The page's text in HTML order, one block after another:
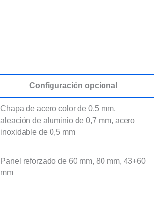
Configuración opcional
Chapa de acero color de 0,5 mm,
aleación de aluminio de 0,7 mm, acero
inoxidable de 0,5 mm
Panel reforzado de 60 mm, 80 mm, 43+60
mm